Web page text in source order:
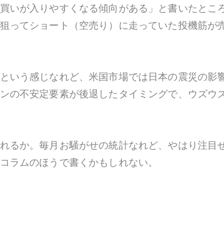
いが入りやすくなる傾向がある」と書いたとこ
てショート（空売り）に走っていた投機筋が
いう感じなれど、米国市場では日本の震災の影
の不安定要素が後退したタイミングで、ウズウ
るか。毎月お騒がせの統計なれど、やはり注目
ラムのほうで書くかもしれない。